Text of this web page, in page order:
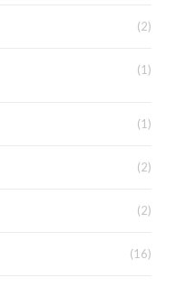
(2)
(1)
(1)
(2)
(2)
(16)